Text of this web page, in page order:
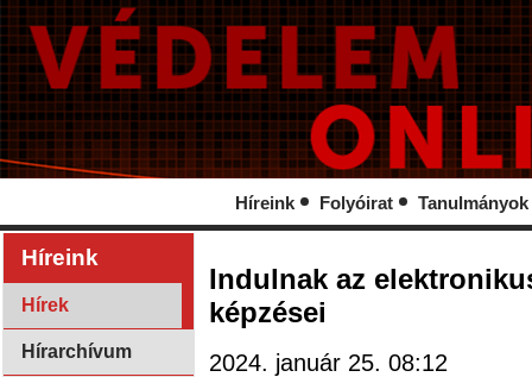
Híreink Folyóirat Tanulmányok
Híreink
Hírek
Hírarchívum
Indulnak az
képzései
2024. január 25. 08:12